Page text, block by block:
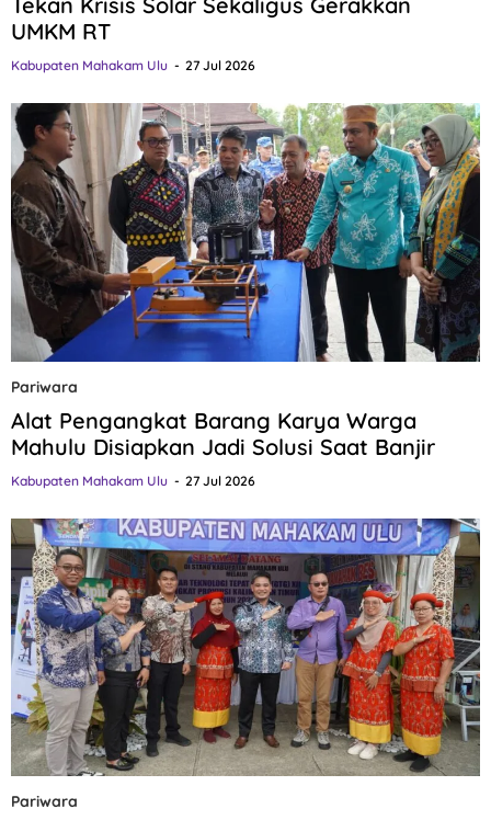
UMKM RT
Kabupaten Mahakam Ulu 27 Jul 2026
Pariwara
Alat Pengangkat Barang Karya Warga
Mahulu Disiapkan Jadi Solusi Saat Banjir
Kabupaten Mahakam Ulu 27 Jul 2026
Pariwara